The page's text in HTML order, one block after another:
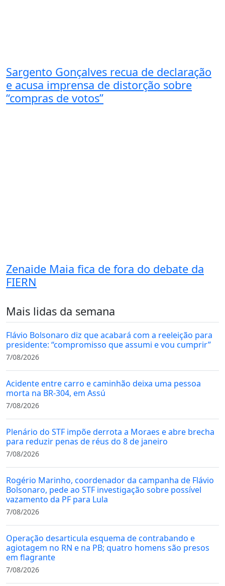
Sargento Gonçalves recua de declaração
e acusa imprensa de distorção sobre
“compras de votos”
Zenaide Maia fica de fora do debate da
FIERN
Mais lidas da semana
Flávio Bolsonaro diz que acabará com a reeleição para
presidente: “compromisso que assumi e vou cumprir”
7/08/2026
Acidente entre carro e caminhão deixa uma pessoa
morta na BR-304, em Assú
7/08/2026
Plenário do STF impõe derrota a Moraes e abre brecha
para reduzir penas de réus do 8 de janeiro
7/08/2026
Rogério Marinho, coordenador da campanha de Flávio
Bolsonaro, pede ao STF investigação sobre possível
vazamento da PF para Lula
7/08/2026
Operação desarticula esquema de contrabando e
agiotagem no RN e na PB; quatro homens são presos
em flagrante
7/08/2026